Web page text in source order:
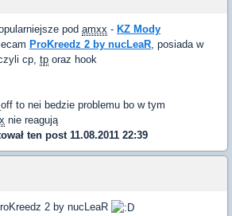
pod amxx - KZ Mody
ProKreedz 2 by nucLeaR, posiada w
cp, tp oraz hook
to nei bedzie problemu bo w tym
nie reagują
ten post 11.08.2011 22:39
2 by nucLeaR